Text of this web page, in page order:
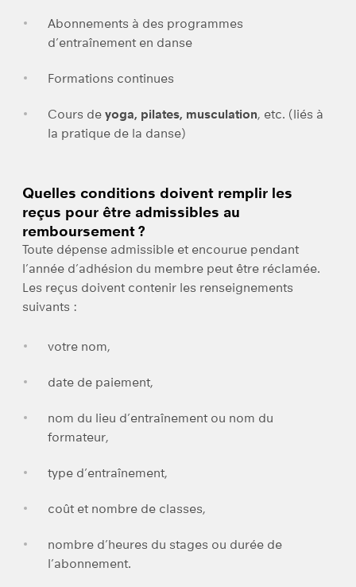
Abonnements à des programmes
d’entraînement en danse
Formations continues
Cours de yoga, pilates, musculation, etc. (liés à
la pratique de la danse)
Quelles conditions doivent remplir les
reçus pour être admissibles au
remboursement ?
Toute dépense admissible et encourue pendant
l’année d’adhésion du membre peut être réclamée.
Les reçus doivent contenir les renseignements
suivants :
votre nom,
date de paiement,
nom du lieu d’entraînement ou nom du
formateur,
type d’entraînement,
coût et nombre de classes,
nombre d’heures du stages ou durée de
l’abonnement.